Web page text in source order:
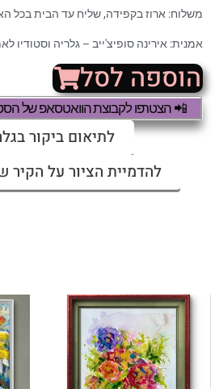
משלוח: ארוז בקפידה, שליח עד הבית בכל
אמנית: אירינה סופיצ'ייב – גלריה וסטודיו
הוספה לסל
📲 הצטרפו לקבוצת הוואטסאפ של
לתיאום ביקור
להדמיית הציור על הקיר